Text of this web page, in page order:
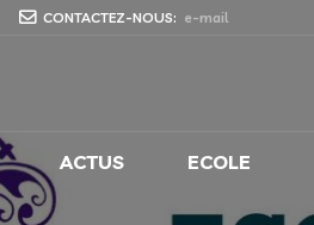
CONTACTEZ-NOUS: e-mail
ACTUS ECOLE